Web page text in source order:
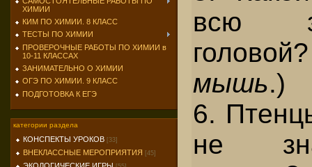
ХИМИИ
КИМ ПО ХИМИИ. 8 КЛАСС
ТЕСТЫ ПО ХИМИИ
ПРОВЕРОЧНЫЕ РАБОТЫ ПО ХИМИИ в
10-11 КЛАССАХ
ЗАНИМАТЕЛЬНО О ХИМИИ
ОГЭ ПО ХИМИИ. 9 КЛАСС
ПОДГОТОВКА К ЕГЭ
категории раздела
КОНСПЕКТЫ УРОКОВ [33]
ВНЕКЛАССНЫЕ МЕРОПРИЯТИЯ [45]
всю
мышь.)
6.
не